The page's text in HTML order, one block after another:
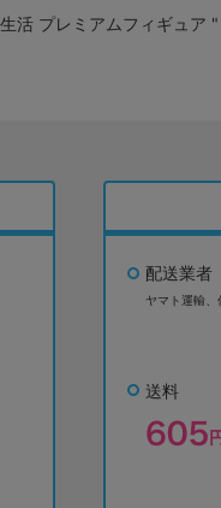
活 プレミアムフィギュア "
配送業者
ヤマト運輸、
送料